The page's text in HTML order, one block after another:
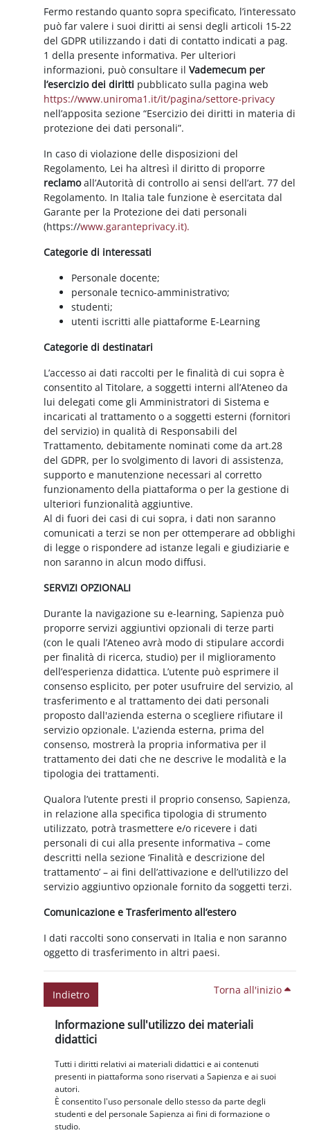
Fermo restando quanto sopra specificato, l’interessato
può far valere i suoi diritti ai sensi degli articoli 15-22
del GDPR utilizzando i dati di contatto indicati a pag.
1 della presente informativa. Per ulteriori
informazioni, può consultare ilVademecum per
l’esercizio dei diritti pubblicato sulla pagina web
https://www.uniroma1.it/it/pagina/settore-privacy
nell’apposita sezione “Esercizio dei diritti in materia di
protezione dei dati personali”.
In caso di violazione delle disposizioni del
Regolamento, Lei ha altresì il diritto di proporre
reclamoall’Autorità di controllo ai sensi dell’art. 77 del
Regolamento. In Italia tale funzione è esercitata dal
Garante per la Protezione dei dati personali
(https://www.garanteprivacy.it).
Categorie di interessati
Personale docente;
personale tecnico-amministrativo;
studenti;
utenti iscritti alle piattaforme E-Learning
Categorie di destinatari
L’accesso ai dati raccolti per le finalità di cui sopra è
consentito al Titolare, a soggetti interni all’Ateneo da
lui delegati come gli Amministratori di Sistema e
incaricati al trattamento o a soggetti esterni (fornitori
del servizio) in qualità di Responsabili del
Trattamento, debitamente nominati come da art.28
del GDPR, per lo svolgimento di lavori di assistenza,
supporto e manutenzione necessari al corretto
funzionamento della piattaforma o per la gestione di
ulteriori funzionalità aggiuntive.
Al di fuori dei casi di cui sopra, i dati non saranno
comunicati a terzi se non per ottemperare ad obblighi
di legge o rispondere ad istanze legali e giudiziarie e
non saranno in alcun modo diffusi.
SERVIZI OPZIONALI
Durante la navigazione su e-learning, Sapienza può
proporre servizi aggiuntivi opzionali di terze parti
(con le quali l’Ateneo avrà modo di stipulare accordi
per finalità di ricerca, studio) per il miglioramento
dell’esperienza didattica. L’utente può esprimere il
consenso esplicito, per poter usufruire del servizio, al
trasferimento e al trattamento dei dati personali
proposto dall'azienda esterna o scegliere rifiutare il
servizio opzionale. L'azienda esterna, prima del
consenso, mostrerà la propria informativa per il
trattamento dei dati che ne descrive le modalità e la
tipologia dei trattamenti.
Qualora l’utente presti il proprio consenso, Sapienza,
in relazione alla specifica tipologia di strumento
utilizzato, potrà trasmettere e/o ricevere i dati
personali di cui alla presente informativa – come
descritti nella sezione ‘Finalità e descrizione del
trattamento’ – ai fini dell’attivazione e dell’utilizzo del
servizio aggiuntivo opzionale fornito da soggetti terzi.
Comunicazione e Trasferimento all’estero
I dati raccolti sono conservati in Italia e non saranno
oggetto di trasferimento in altri paesi.
Indietro Torna all'inizio
Blocchi
Informazione sull'utilizzo dei materiali
didattici
Tutti i diritti relativi ai materiali didattici e ai contenuti
presenti in piattaforma sono riservati a Sapienza e ai suoi
autori.
È consentito l'uso personale dello stesso da parte degli
studenti e del personale Sapienza ai fini di formazione o
studio.